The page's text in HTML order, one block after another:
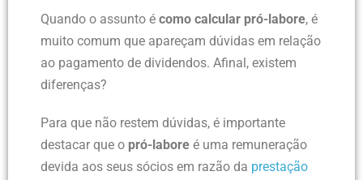
Quando o assunto é como calcular pró-labore, é
muito comum que apareçam dúvidas em relação
ao pagamento de dividendos. Afinal, existem
diferenças?
Para que não restem dúvidas, é importante
destacar que o pró-labore é uma remuneração
devida aos seus sócios em razão da prestação